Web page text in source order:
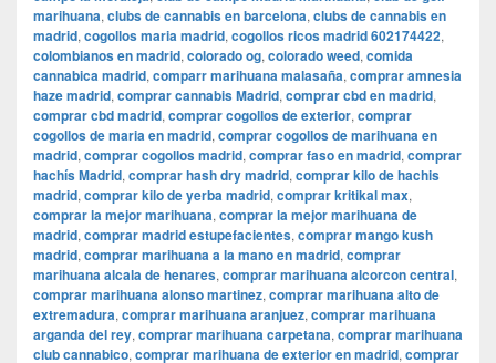
marihuana, clubs de cannabis en barcelona, clubs de cannabis en
madrid, cogollos maria madrid, cogollos ricos madrid 602174422,
colombianos en madrid, colorado og, colorado weed, comida
cannabica madrid, comparr marihuana malasaña, comprar amnesia
haze madrid, comprar cannabis Madrid, comprar cbd en madrid,
comprar cbd madrid, comprar cogollos de exterior, comprar
cogollos de maria en madrid, comprar cogollos de marihuana en
madrid, comprar cogollos madrid, comprar faso en madrid, comprar
hachís Madrid, comprar hash dry madrid, comprar kilo de hachis
madrid, comprar kilo de yerba madrid, comprar kritikal max,
comprar la mejor marihuana, comprar la mejor marihuana de
madrid, comprar madrid estupefacientes, comprar mango kush
madrid, comprar marihuana a la mano en madrid, comprar
marihuana alcala de henares, comprar marihuana alcorcon central,
comprar marihuana alonso martinez, comprar marihuana alto de
extremadura, comprar marihuana aranjuez, comprar marihuana
arganda del rey, comprar marihuana carpetana, comprar marihuana
club cannabico, comprar marihuana de exterior en madrid, comprar